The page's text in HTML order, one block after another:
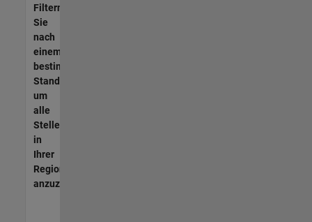
Filtern
Sie
nach
einem
bestimmten
Standort,
um
alle
Stellenangebote
in
Ihrer
Region
anzuzeigen.